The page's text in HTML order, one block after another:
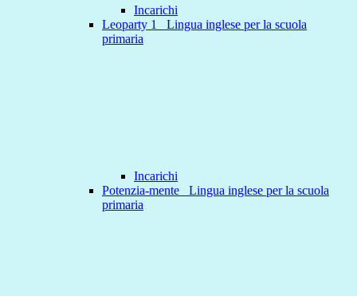
Incarichi
Leoparty 1 _Lingua inglese per la scuola
primaria
Incarichi
Potenzia-mente _Lingua inglese per la scuola
primaria